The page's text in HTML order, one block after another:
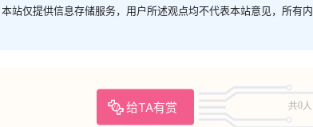
站仅提供信息存储服务，用户所述观点均不代表本站意见，所有内
给TA有赏 共0人